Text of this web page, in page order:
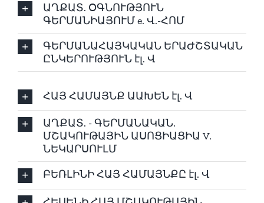
ԱՂՔԱՏ. ՕԳՆՈՒԹՅՈՒՆ
ԳԵՐՄԱՆԻԱՅՈՒՄ e. Վ.-ՀՈՄ
ԳԵՐՄԱՆԱՀԱՅԿԱԿԱՆ ԵՐԱԺՇՏԱԿԱՆ
ԸՆԿԵՐՈՒԹՅՈՒՆ էլ. Վ
ՀԱՅ ՀԱՄԱՅՆՔ ԱԱԽԵՆ էլ. Վ
ԱՂՔԱՏ. - ԳԵՐՄԱՆԱԿԱՆ.
ՄՇԱԿՈՒԹԱՅԻՆ ԱՍՈՑԻԱՑԻԱ V.
ՆԵԿԱՐՍՈՒԼՄ
ԲԵՌԼԻՆԻ ՀԱՅ ՀԱՄԱՅՆՔԸ էլ. Վ